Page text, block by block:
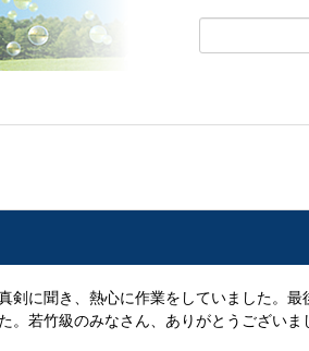
剣に聞き、熱心に作業をしていました。最
若竹級のみなさん、ありがとうございま